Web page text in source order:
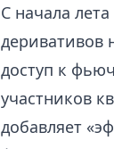
С начала
деривативов
доступ к
участников
добавляет